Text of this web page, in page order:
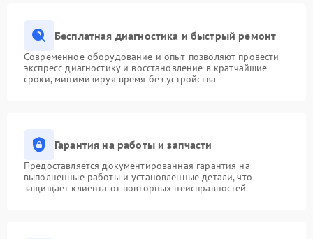
Бесплатная диагностика и быстрый ремонт
Современное оборудование и опыт позволяют провести
экспресс-диагностику и восстановление в кратчайшие
сроки, минимизируя время без устройства
Гарантия на работы и запчасти
Предоставляется документированная гарантия на
выполненные работы и установленные детали, что
защищает клиента от повторных неисправностей